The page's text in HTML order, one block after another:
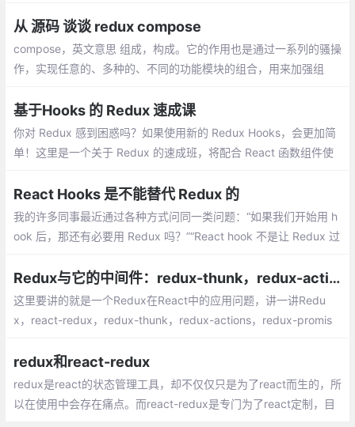
深刻的认识，因此总结一下
从 源码 谈谈 redux compose
compose，英文意思 组成，构成。它的作用也是通过一系列的骚操
作，实现任意的、多种的、不同的功能模块的组合，用来加强组
同的功能；
基于Hooks 的 Redux 速成课
你对 Redux 感到困惑吗？如果使用新的 Redux Hooks，会更加简
单！这里是一个关于 Redux 的速成班，将配合 React 函数组件使
React Hooks 是不能替代 Redux 的
我的许多同事最近通过各种方式问同一类问题：“如果我们开始用 h
ook 后，那还有必要用 Redux 吗？”“React hook 不是让 Redux 过
Redux与它的中间件：redux-thunk，redux-actions，redux-promise，redux-sage
这里要讲的就是一个Redux在React中的应用问题，讲一讲Redu
x，react-redux，redux-thunk，redux-actions，redux-promis
redux和react-redux
redux是react的状态管理工具，却不仅仅只是为了react而生的，所
以在使用中会存在痛点。而react-redux是专门为了react定制，目